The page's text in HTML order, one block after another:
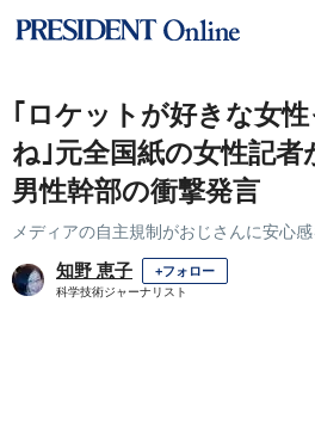
｢ロケットが好きな女
ね｣元全国紙の女性記
男性幹部の衝撃発言
メディアの自主規制がおじさんに安心
知野 恵子 +フォロー
科学技術ジャーナリスト